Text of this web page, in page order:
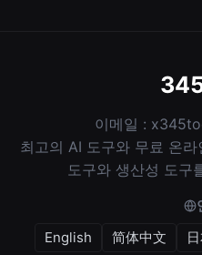
이메일 :
최고의 AI 도구와 무료 온
도구와 생산성 도구
English
简体中文